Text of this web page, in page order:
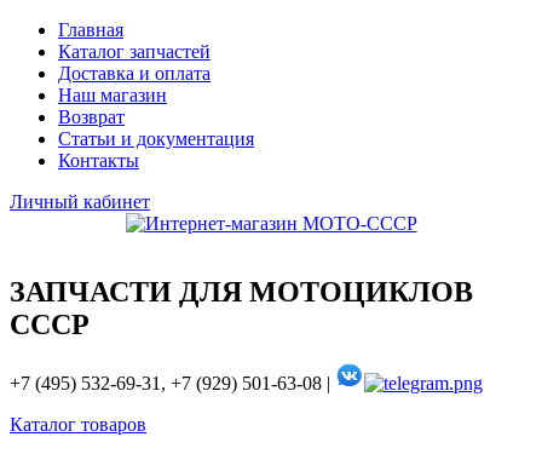
Главная
Каталог запчастей
Доставка и оплата
Наш магазин
Возврат
Статьи и документация
Контакты
Личный кабинет
ЗАПЧАСТИ ДЛЯ МОТОЦИКЛОВ
СССР
+7 (495) 532-69-31, +7 (929) 501-63-08 |
Каталог товаров